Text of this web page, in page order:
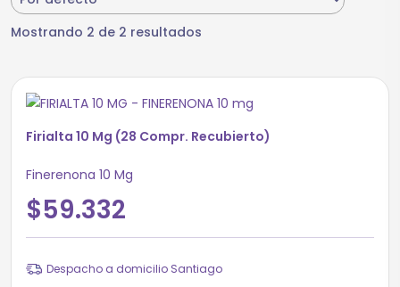
Mostrando 2 de 2 resultados
Firialta 10 Mg (28 Compr. Recubierto)
Finerenona 10 Mg
$59.332
Despacho a domicilio Santiago